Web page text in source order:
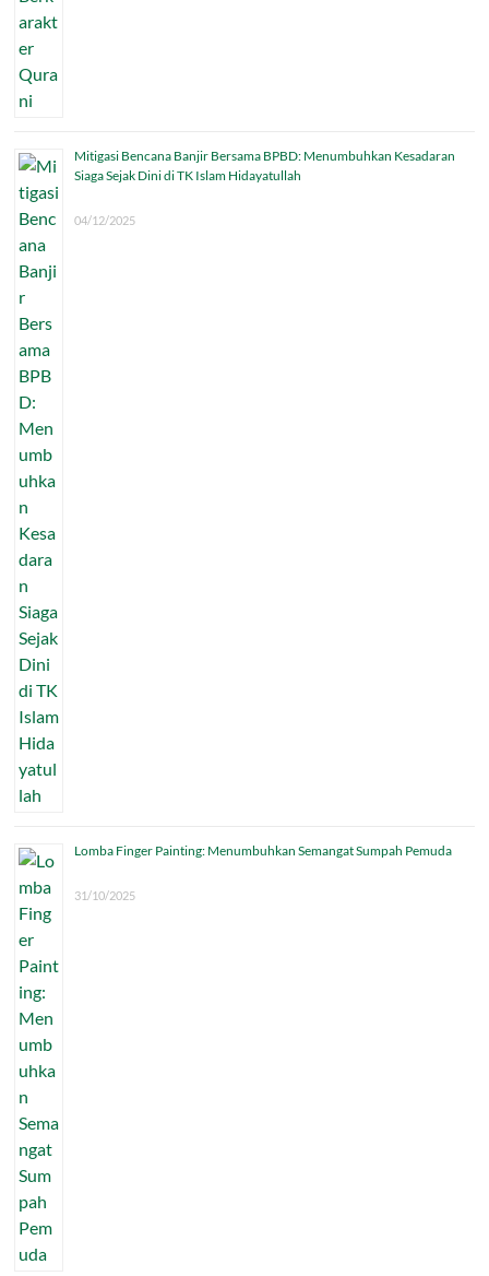
Mitigasi Bencana Banjir Bersama BPBD: Menumbuhkan Kesadaran
Siaga Sejak Dini di TK Islam Hidayatullah
04/12/2025
Lomba Finger Painting: Menumbuhkan Semangat Sumpah Pemuda
31/10/2025